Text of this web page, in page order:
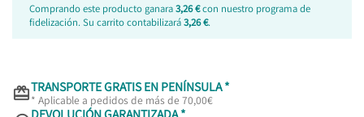
Comprando este producto ganara3,26 €con nuestro programa de
fidelización. Su carrito contabilizará3,26 €.
TRANSPORTE GRATIS EN PENÍNSULA *
* Aplicable a pedidos de más de 70,00€